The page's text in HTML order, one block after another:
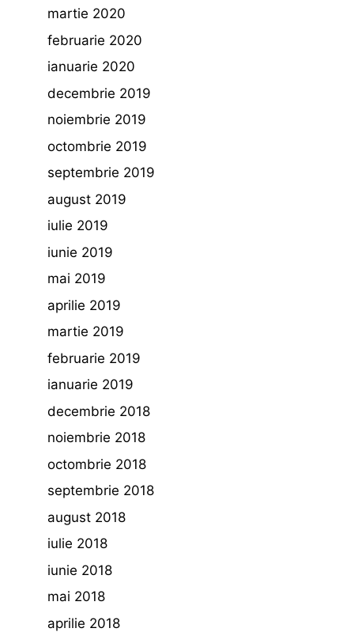
martie 2020
februarie 2020
ianuarie 2020
decembrie 2019
noiembrie 2019
octombrie 2019
septembrie 2019
august 2019
iulie 2019
iunie 2019
mai 2019
aprilie 2019
martie 2019
februarie 2019
ianuarie 2019
decembrie 2018
noiembrie 2018
octombrie 2018
septembrie 2018
august 2018
iulie 2018
iunie 2018
mai 2018
aprilie 2018